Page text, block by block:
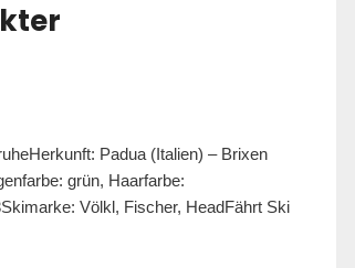
Padua (Italien) – Brixen
grün, Haarfarbe:
Völkl, Fischer, HeadFährt Ski